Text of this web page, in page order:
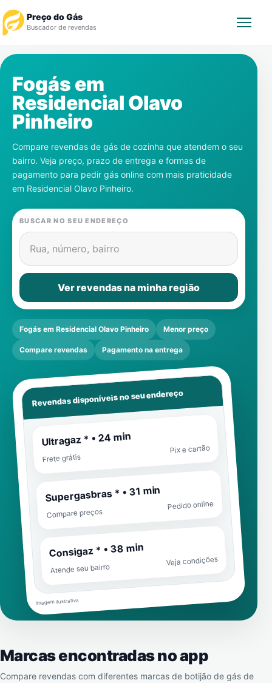
Preço do Gás
Buscador de revendas
Revendedor
Notícias
Cadastre-se
Gás
Contatos
Fogás em
Residencial Olavo
Pinheiro
Compare revendas de gás de cozinha que atendem o seu
bairro. Veja preço, prazo de entrega e formas de
pagamento para pedir gás online com mais praticidade
em Residencial Olavo Pinheiro.
BUSCAR NO SEU ENDEREÇO
Rua, número, bairro
Ver revendas na minha região
Fogás em Residencial Olavo Pinheiro Menor preço
Compare revendas Pagamento na entrega
Revendas disponíveis no seu endereço
Ultragaz * • 24 min
Frete grátis
Pix e cartão
Supergasbras * • 31 min
Compare preços
Pedido online
Consigaz * • 38 min
Atende seu bairro
Veja condições
Imagem ilustrativa
Marcas encontradas no app
Compare revendas com diferentes marcas de botijão de gás de